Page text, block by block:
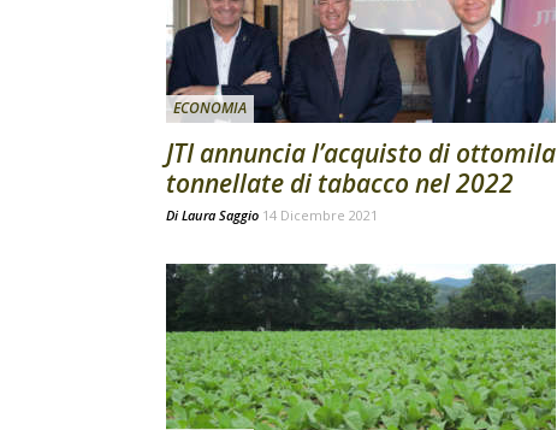
ECONOMIA
JTI annuncia l’acquisto di ottomila
tonnellate di tabacco nel 2022
Di Laura Saggio 14 Dicembre 2021